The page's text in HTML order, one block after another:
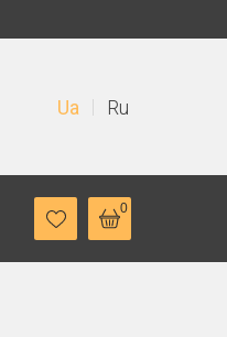
Ua Ru
0